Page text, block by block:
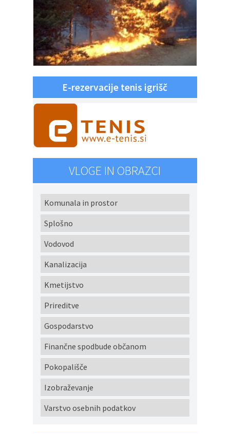
E-rezervacije tenis igrišč
VLOGE IN OBRAZCI
Komunala in prostor
Splošno
Vodovod
Kanalizacija
Kmetijstvo
Prireditve
Gospodarstvo
Finančne spodbude občanom
Pokopališče
Izobraževanje
Varstvo osebnih podatkov